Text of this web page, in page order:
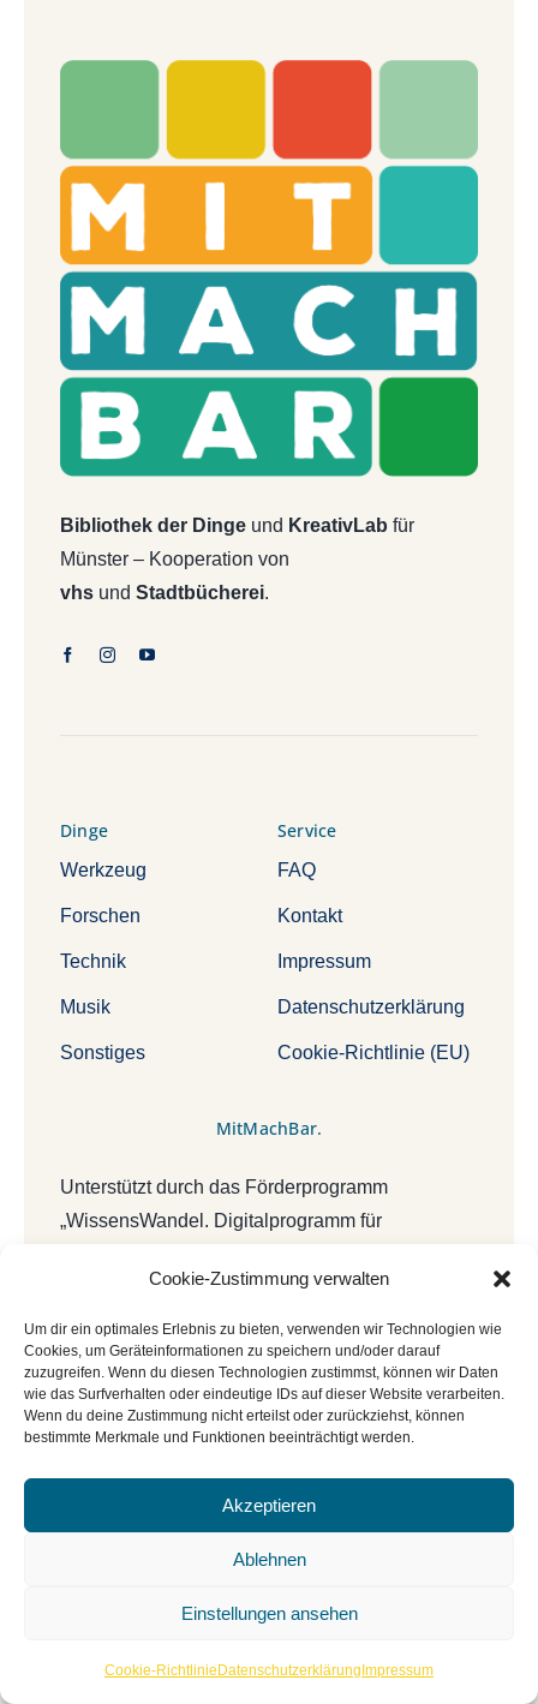
Cookie-Zustimmung verwalten
Um dir ein optimales Erlebnis zu bieten, verwenden wir Technologien wie
Cookies, um Geräteinformationen zu speichern und/oder darauf
zuzugreifen. Wenn du diesen Technologien zustimmst, können wir Daten
wie das Surfverhalten oder eindeutige IDs auf dieser Website verarbeiten.
Wenn du deine Zustimmung nicht erteilst oder zurückziehst, können
bestimmte Merkmale und Funktionen beeinträchtigt werden.
Akzeptieren
Ablehnen
Einstellungen ansehen
Cookie-Richtlinie Datenschutzerklärung Impressum
Bibliothek der Dingeund KreativLab für
Münster – Kooperation von
vhsund Stadtbücherei.
Dinge
Werkzeug
Forschen
Technik
Musik
Sonstiges
Service
FAQ
Kontakt
Impressum
Datenschutzerklärung
Cookie-Richtlinie (EU)
MitMachBar.
Unterstützt durch das Förderprogramm
„WissensWandel. Digitalprogramm für
NEUSTART KULTUR“ vom Deutschen
Bibliotheksverband e.V. und dem Beauftragten
der Bundesregierung für Kultur und Medien
(BKM).